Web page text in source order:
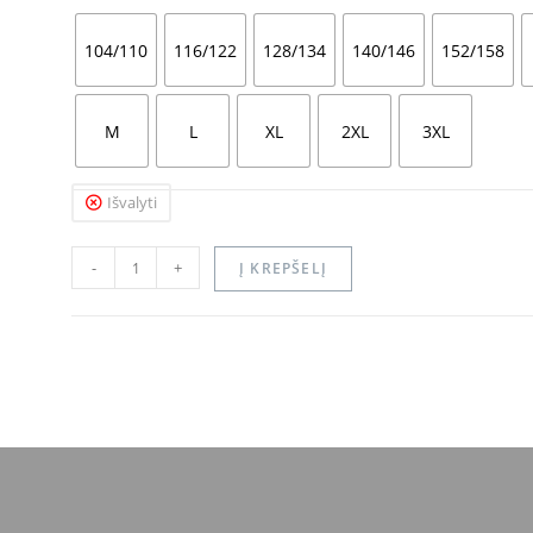
104/110 116/122 128/134 140/146 152/158
M L XL 2XL 3XL
Išvalyti
- + Į KREPŠELĮ